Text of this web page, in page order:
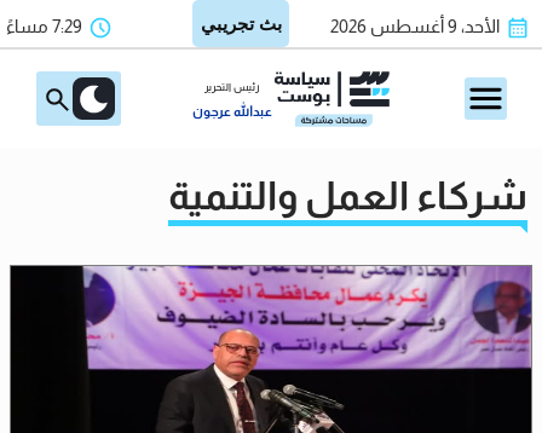
الأحد، 9 أغسطس 2026 7:29 مساءً
رئيس التحرير
عبدالله عرجون
شركاء العمل والتنمية